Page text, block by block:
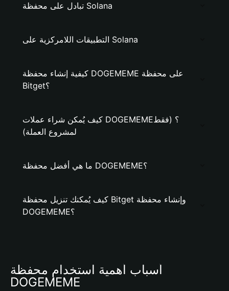
تبادل على محفظة Solana
التطبيقات اللامركزية على Solana
كيفية إنشاء محفظة DOGEMEME على محفظة
Bitget؟
كيف يُمكن شراء عملات DOGEMEME؟ (فقط
لمشروع العملة)
ما هي أفضل محفظة DOGEMEME؟
كيف يُمكنك تنزيل محفظة Bitget وإنشاء محفظة
DOGEMEME؟
أسباب أهمية استخدام محفظة
DOGEMEME